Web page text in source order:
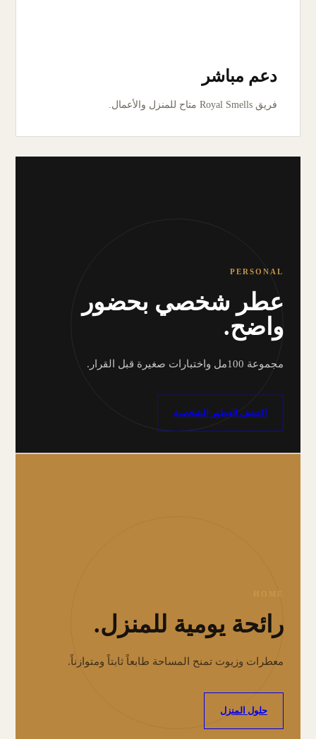
دعم مباشر
فريق Royal Smells متاح للمنزل والأعمال.
PERSONAL
عطر شخصي بحضور
واضح.
مجموعة 100مل واختبارات صغيرة قبل القرار.
اكتشف العطور الشخصية
HOME
رائحة يومية للمنزل.
معطرات وزيوت تمنح المساحة طابعاً ثابتاً ومتوازناً.
حلول المنزل